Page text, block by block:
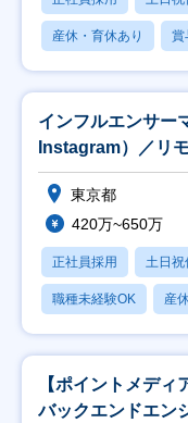
産休・育休あり 賞
インフルエンサー
Instagram）／リ
東京都
420万~650万
正社員採用 土日祝
職種未経験OK 産
【ポイントメデ
バックエンドエン